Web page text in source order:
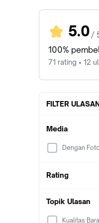
5.0 /
100%
71 rating • 12
FILTER
Media
Dengan
Rating
Topik Ulasan
Kualitas